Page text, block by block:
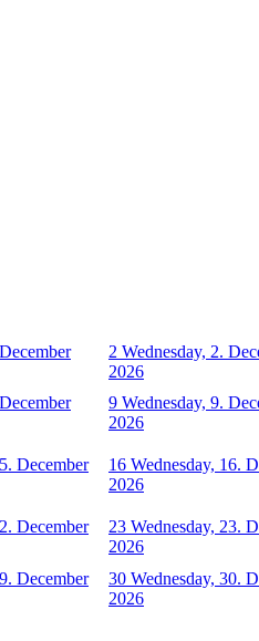
2 Wednesday, 2.
2026
9 Wednesday, 9.
2026
December
16 Wednesday, 16.
2026
December
23 Wednesday, 23.
2026
December
30 Wednesday, 30.
2026